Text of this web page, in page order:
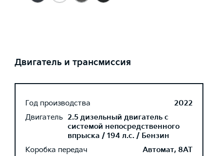
Двигатель и трансмиссия
Год производства
2022
Двигатель 2.5 дизельный двигатель с
системой непосредственного
впрыска / 194 л.с. / Бензин
Коробка передач
Автомат, 8AT